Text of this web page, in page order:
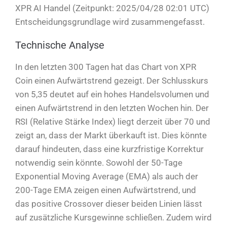
XPR AI Handel (Zeitpunkt: 2025/04/28 02:01 UTC)
Entscheidungsgrundlage wird zusammengefasst.
Technische Analyse
In den letzten 300 Tagen hat das Chart von XPR
Coin einen Aufwärtstrend gezeigt. Der Schlusskurs
von 5,35 deutet auf ein hohes Handelsvolumen und
einen Aufwärtstrend in den letzten Wochen hin. Der
RSI (Relative Stärke Index) liegt derzeit über 70 und
zeigt an, dass der Markt überkauft ist. Dies könnte
darauf hindeuten, dass eine kurzfristige Korrektur
notwendig sein könnte. Sowohl der 50-Tage
Exponential Moving Average (EMA) als auch der
200-Tage EMA zeigen einen Aufwärtstrend, und
das positive Crossover dieser beiden Linien lässt
auf zusätzliche Kursgewinne schließen. Zudem wird